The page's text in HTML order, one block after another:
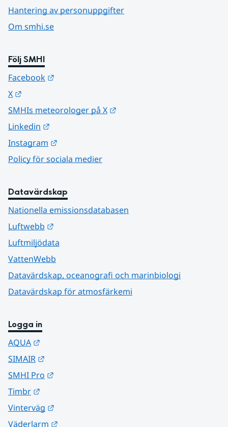
Hantering av personuppgifter
Om smhi.se
Följ SMHI
Facebook
X
SMHIs meteorologer på X
Linkedin
Instagram
Policy för sociala medier
Datavärdskap
Nationella emissionsdatabasen
Luftwebb
Luftmiljödata
VattenWebb
Datavärdskap, oceanografi och marinbiologi
Datavärdskap för atmosfärkemi
Logga in
AQUA
SIMAIR
SMHI Pro
Timbr
Vinterväg
Väderlarm